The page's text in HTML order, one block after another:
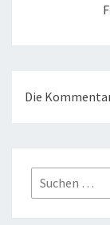
Die
Suchen
nach: